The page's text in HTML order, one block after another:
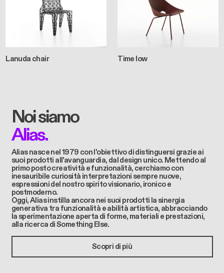
Lanuda chair Time low
Noi siamo
Alias.
Alias ​​nasce nel 1979 con l'obiettivo di distinguersi grazie ai
suoi prodotti all'avanguardia, dal design unico. Mettendo al
primo posto creatività e funzionalità, cerchiamo con
inesauribile curiosità interpretazioni sempre nuove,
espressioni del nostro spirito visionario, ironico e
postmoderno.
Oggi, Alias instilla ancora nei suoi prodotti la sinergia
generativa tra funzionalità e abilità artistica, abbracciando
la sperimentazione aperta di forme, materiali e prestazioni,
alla ricerca di Something Else.
Scopri di più